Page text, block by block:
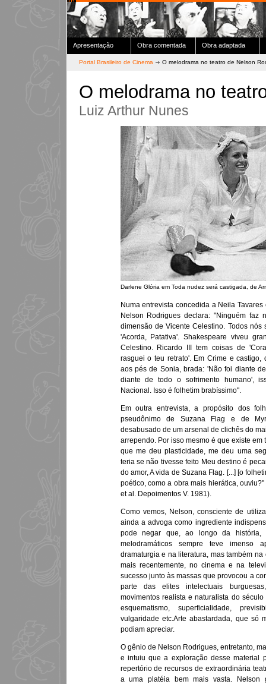
Apresentação Obra comentada Obra adaptada
Portal Brasileiro de Cinema O melodrama no teatro de Nelson
O melodrama no
Luiz Arthur Nunes
Darlene Glória em Toda nudez será castigada, de
Numa entrevista concedida a Neila
Nelson Rodrigues declara: "Ninguém
dimensão de Vicente Celestino. Todos
'Acorda, Patativa'. Shakespeare viveu
Celestino. Ricardo III tem coisas de
rasguei o teu retrato'. Em Crime e castigo,
aos pés de Sonia, brada: 'Não foi diante
diante de todo o sofrimento humano',
Nacional. Isso é folhetim brabíssimo".
Em outra entrevista, a propósito dos
pseudônimo de Suzana Flag e de
desabusado de um arsenal de clichês do
arrependo. Por isso mesmo é que existe em
que me deu plasticidade, me deu uma
teria se não tivesse feito Meu destino é
do amor, A vida de Suzana Flag. [...] [o
poético, como a obra mais hierática,
et al. Depoimentos V. 1981).
Como vemos, Nelson, consciente de
ainda a advoga como ingrediente
pode negar que, ao longo da história,
melodramáticos sempre teve imenso
dramaturgia e na literatura, mas também
mais recentemente, no cinema e na
sucesso junto às massas que provocou a
parte das elites intelectuais
movimentos realista e naturalista do
esquematismo, superficialidade,
vulgaridade etc.Arte abastardada, que só
podiam apreciar.
O gênio de Nelson Rodrigues, entretanto,
e intuiu que a exploração desse material
repertório de recursos de extraordinária
a uma platéia bem mais vasta. Nelson